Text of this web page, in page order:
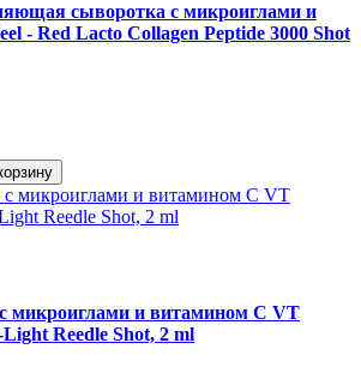
сыворотка с микроиглами и
- Red Lacto Collagen Peptide 3000 Shot
микроиглами и витамином С VT
Reedle Shot, 2 ml